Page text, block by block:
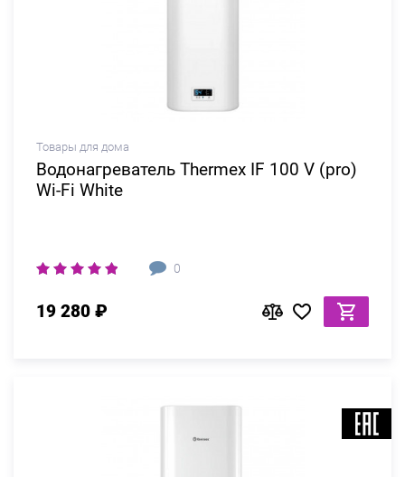
Товары для дома
Водонагреватель Thermex IF 100 V (pro)
Wi-Fi White
0
19 280 ₽